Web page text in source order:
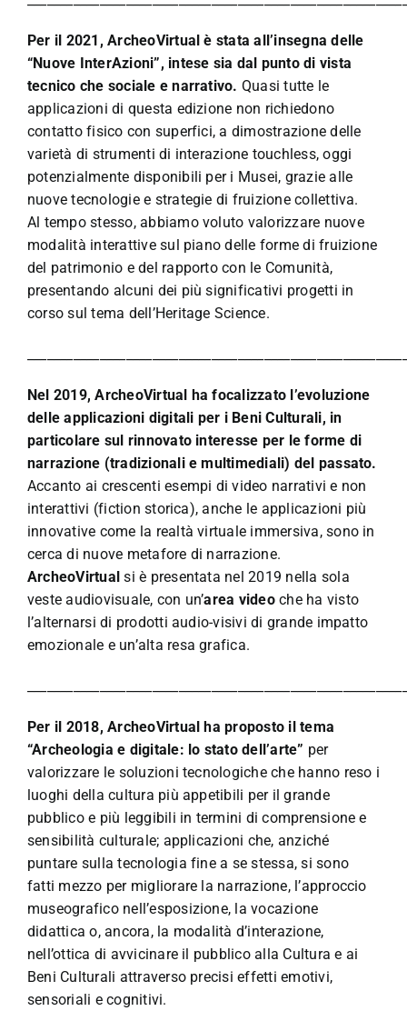
Per il 2021, ArcheoVirtual è stata all’insegna delle
“Nuove InterAzioni”, intese sia dal punto di vista
tecnico che sociale e narrativo. Quasi tutte le
applicazioni di questa edizione non richiedono
contatto fisico con superfici, a dimostrazione delle
varietà di strumenti di interazione touchless, oggi
potenzialmente disponibili per i Musei, grazie alle
nuove tecnologie e strategie di fruizione collettiva.
Al tempo stesso, abbiamo voluto valorizzare nuove
modalità interattive sul piano delle forme di fruizione
del patrimonio e del rapporto con le Comunità,
presentando alcuni dei più significativi progetti in
corso sul tema dell’Heritage Science.
Nel 2019, ArcheoVirtual ha focalizzato l’evoluzione
delle applicazioni digitali per i Beni Culturali, in
particolare sul rinnovato interesse per le forme di
narrazione (tradizionali e multimediali) del passato.
Accanto ai crescenti esempi di video narrativi e non
interattivi (fiction storica), anche le applicazioni più
innovative come la realtà virtuale immersiva, sono in
cerca di nuove metafore di narrazione.
ArcheoVirtualsi è presentata nel 2019 nella sola
veste audiovisuale, con un’area videoche ha visto
l’alternarsi di prodotti audio-visivi di grande impatto
emozionale e un’alta resa grafica.
Per il 2018, ArcheoVirtual ha proposto il tema
“Archeologia e digitale: lo stato dell’arte” per
valorizzare le soluzioni tecnologiche che hanno reso i
luoghi della cultura più appetibili per il grande
pubblico e più leggibili in termini di comprensione e
sensibilità culturale; applicazioni che, anziché
puntare sulla tecnologia fine a se stessa, si sono
fatti mezzo per migliorare la narrazione, l’approccio
museografico nell’esposizione, la vocazione
didattica o, ancora, la modalità d’interazione,
nell’ottica di avvicinare il pubblico alla Cultura e ai
Beni Culturali attraverso precisi effetti emotivi,
sensoriali e cognitivi.